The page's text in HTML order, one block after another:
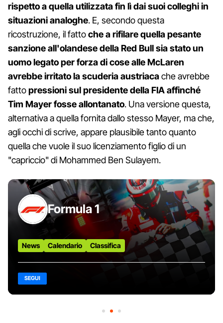
rispetto a quella utilizzata fin lì dai suoi colleghi in
situazioni analoghe. E, secondo questa
ricostruzione, il fattoche a rifilare quella pesante
sanzione all'olandese della Red Bull sia stato un
uomo legato per forza di cose alle McLaren
avrebbe irritato la scuderia austriacache avrebbe
fattopressioni sul presidente della FIA affinché
Tim Mayer fosse allontanato. Una versione questa,
alternativa a quella fornita dallo stesso Mayer, ma che,
agli occhi di scrive, appare plausibile tanto quanto
quella che vuole il suo licenziamento figlio di un
"capriccio" di Mohammed Ben Sulayem.
Formula 1
News Calendario Classifica
SEGUI